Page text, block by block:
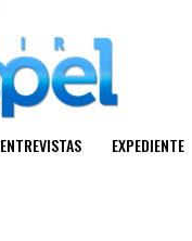
ENTREVISTAS EXPEDIENTE